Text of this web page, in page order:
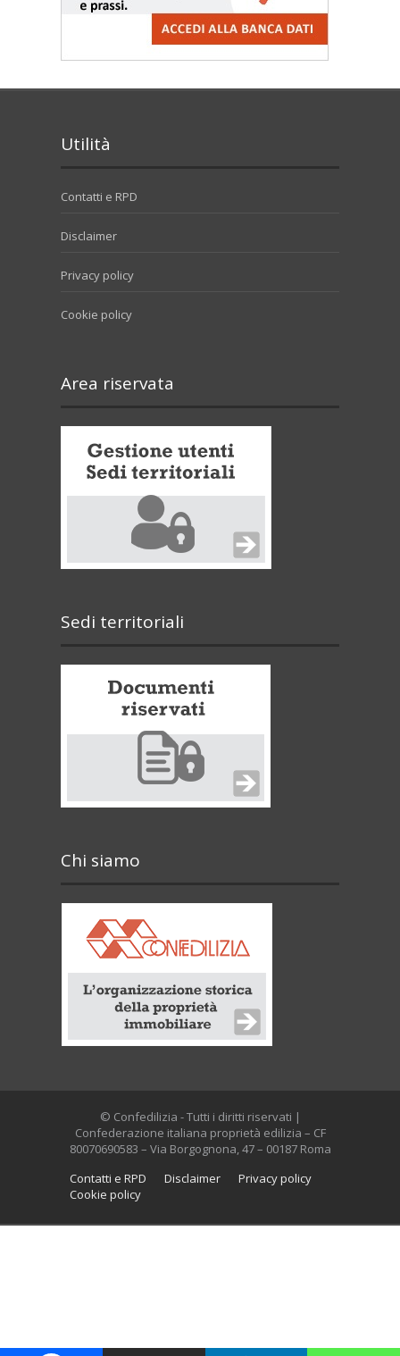
Utilità
Contatti e RPD
Disclaimer
Privacy policy
Cookie policy
Area riservata
Sedi territoriali
Chi siamo
© Confedilizia - Tutti i diritti riservati |
Confederazione italiana proprietà edilizia – CF
80070690583 – Via Borgognona, 47 – 00187 Roma
Contatti e RPD
Disclaimer
Privacy policy
Cookie policy